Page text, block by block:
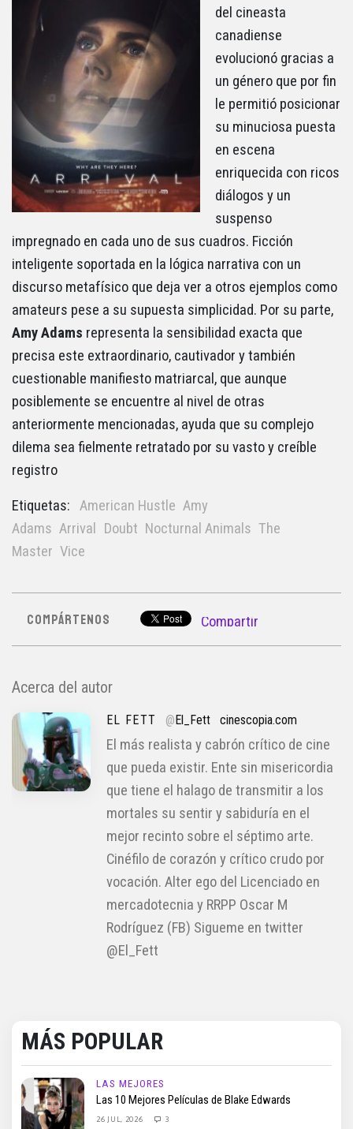
del cineasta
canadiense
evolucionó gracias a
un género que por fin
le permitió posicionar
su minuciosa puesta
en escena
enriquecida con ricos
diálogos y un
suspenso
impregnado en cada uno de sus cuadros. Ficción
inteligente soportada en la lógica narrativa con un
discurso metafísico que deja ver a otros ejemplos como
amateurs pese a su supuesta simplicidad. Por su parte,
Amy Adams representa la sensibilidad exacta que
precisa este extraordinario, cautivador y también
cuestionable manifiesto matriarcal, que aunque
posiblemente se encuentre al nivel de otras
anteriormente mencionadas, ayuda que su complejo
dilema sea fielmente retratado por su vasto y creíble
registro
Etiquetas: American Hustle Amy
Adams Arrival Doubt Nocturnal Animals The
Master Vice
COMPÁRTENOS Compartir
Acerca del autor
EL FETT @El_Fett cinescopia.com
El más realista y cabrón crítico de cine
que pueda existir. Ente sin misericordia
que tiene el halago de transmitir a los
mortales su sentir y sabiduría en el
mejor recinto sobre el séptimo arte.
Cinéfilo de corazón y crítico crudo por
vocación. Alter ego del Licenciado en
mercadotecnia y RRPP Oscar M
Rodríguez (FB) Sigueme en twitter
@El_Fett
MÁS POPULAR
LAS MEJORES
Las 10 Mejores Películas de Blake Edwards
26 JUL, 2026 3